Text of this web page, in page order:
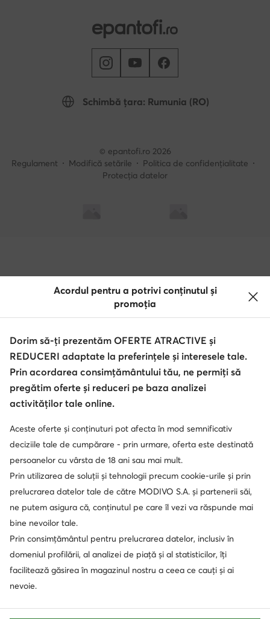
Schimbă țara: Rumunia (RO)
© epantofi.ro 2026
Regulament
Modifică setările
Politica de confidențialitate
Protecția datelor
Acordul pentru a potrivi conținutul și
promoția
Dorim să-ți prezentăm OFERTE ATRACTIVE și
REDUCERI adaptate la preferințele și interesele tale.
Prin acordarea consimțământului tău, ne permiți să
pregătim oferte și reduceri pe baza analizei
activităților tale online.
Aceste oferte și conținuturi pot afecta în mod semnificativ
deciziile tale de cumpărare - prin urmare, oferta este destinată
persoanelor cu vârsta de 18 ani sau mai mult.
Prin utilizarea de soluții și tehnologii precum cookie-urile și prin
prelucrarea datelor tale de către MODIVO S.A. și partenerii săi,
ne putem asigura că, conținutul pe care îl vezi va răspunde mai
bine nevoilor tale.
Prin consimțământul pentru prelucrarea datelor, inclusiv în
domeniul profilării, al analizei de piață și al statisticilor, îți
facilitează găsirea în magazinul nostru a ceea ce cauți și ai
nevoie.